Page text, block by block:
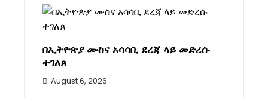
በኢትዮጵያ ሙስና አሳሳቢ ደረጃ ላይ መድረሱ
ተገለጸ
August 6, 2026